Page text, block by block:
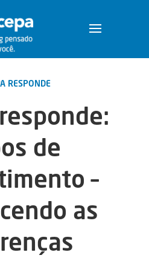
RESPONDE
de
–
as